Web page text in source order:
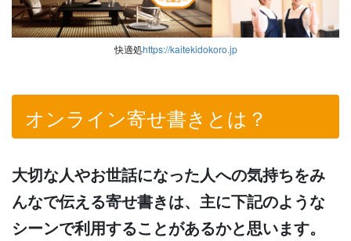
快適処https://kaitekidokoro.jp
オンライン寄せ書きとは？
大切な人やお世話になった人への気持ちをみ
んなで伝える寄せ書きは、主に下記のような
シーンで利用することがあるかと思います。